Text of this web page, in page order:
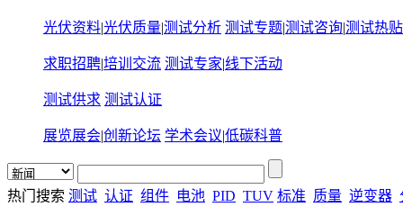
光伏资料|光伏质量|测试分析 测试专题|测试咨询|测试热贴
求职招聘|培训交流 测试专家|线下活动
测试供求 测试认证
展览展会|创新论坛 学术会议|低碳科普
热门搜索 测试 认证 组件 电池 PID TUV 标准 质量 逆变器